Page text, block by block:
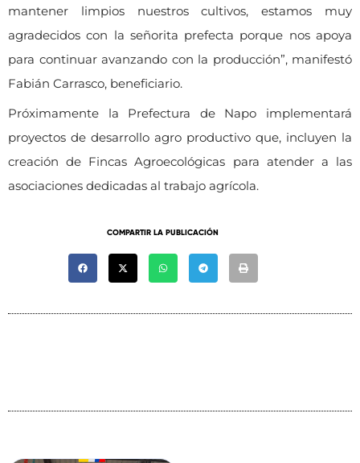
mantener limpios nuestros cultivos, estamos muy
agradecidos con la señorita prefecta porque nos apoya
para continuar avanzando con la producción”, manifestó
Fabián Carrasco, beneficiario.
Próximamente la Prefectura de Napo implementará
proyectos de desarrollo agro productivo que, incluyen la
creación de Fincas Agroecológicas para atender a las
asociaciones dedicadas al trabajo agrícola.
COMPARTIR LA PUBLICACIÓN